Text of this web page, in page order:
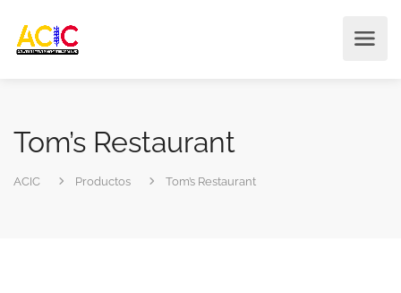
Tom’s Restaurant
ACIC Productos Tom’s Restaurant